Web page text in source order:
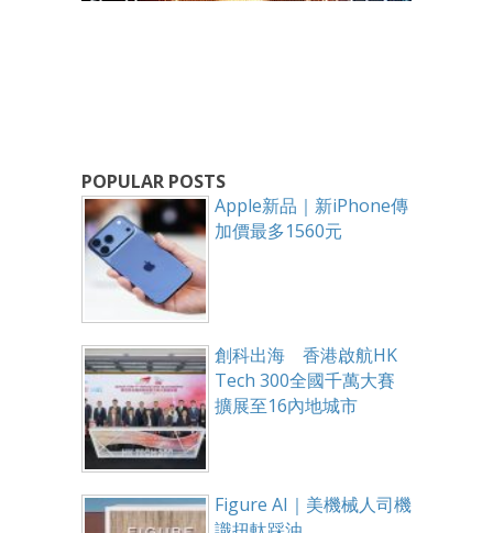
POPULAR POSTS
Apple新品｜新iPhone傳
加價最多1560元
創科出海 香港啟航HK
Tech 300全國千萬大賽
擴展至16內地城市
Figure AI｜美機械人司機